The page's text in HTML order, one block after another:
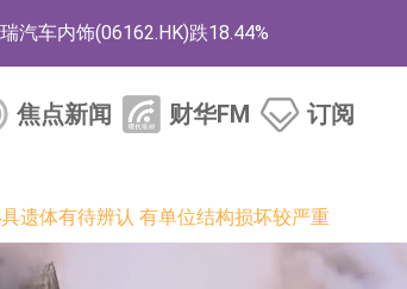
汽车内饰(06162.HK)跌18.44%
，拿森科技(02261.HK)涨+64.11%
措施
焦点新闻 财华FM 订阅
遗体有待辨认 有单位结构损坏较严重